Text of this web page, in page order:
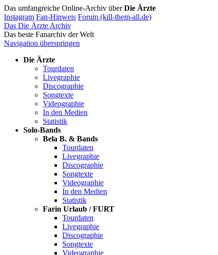
Das umfangreiche Online-Archiv überDie Ärzte
Instagram Fan-Hinweis Forum (kill-them-all.de)
Das Die Ärzte Archiv
Das beste Fanarchiv der Welt
Navigation überspringen
Die Ärzte
Tourdaten
Livegraphie
Discographie
Songtexte
Videographie
In den Medien
Statistik
Solo-Bands
Bela B. & Bands
Tourdaten
Livegraphie
Discographie
Songtexte
Videographie
In den Medien
Statistik
Farin Urlaub / FURT
Tourdaten
Livegraphie
Discographie
Songtexte
Videographie